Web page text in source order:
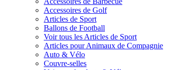
Accessoires de Golf
Articles de Sport
Ballons de Football
Voir tous les Articles de Sport
Articles pour Animaux de Compagnie
Auto & Vélo
Couvre-selles